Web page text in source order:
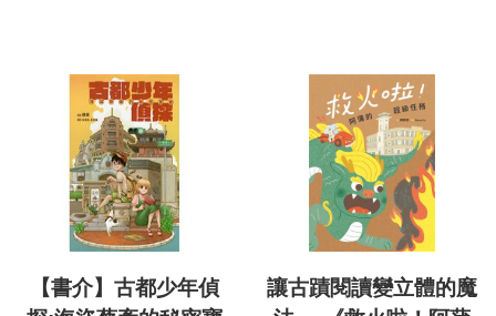
【書介】古都少年偵
讓古蹟閱讀變立體的魔